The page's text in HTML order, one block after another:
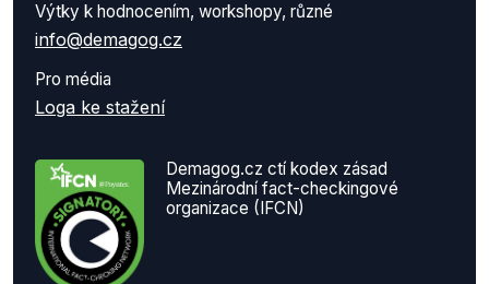
Výtky k hodnocením, workshopy, různé
info@demagog.cz
Pro média
Loga ke stažení
Demagog.cz ctí kodex zásad
Mezinárodní fact-checkingové
organizace (IFCN)